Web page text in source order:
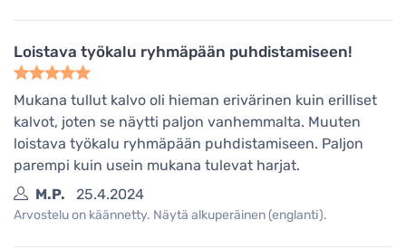
Loistava työkalu ryhmäpään puhdistamiseen!
Mukana tullut kalvo oli hieman erivärinen kuin erilliset
kalvot, joten se näytti paljon vanhemmalta. Muuten
loistava työkalu ryhmäpään puhdistamiseen. Paljon
parempi kuin usein mukana tulevat harjat.
M.P.
25.4.2024
Arvostelu on käännetty. Näytä alkuperäinen (englanti).